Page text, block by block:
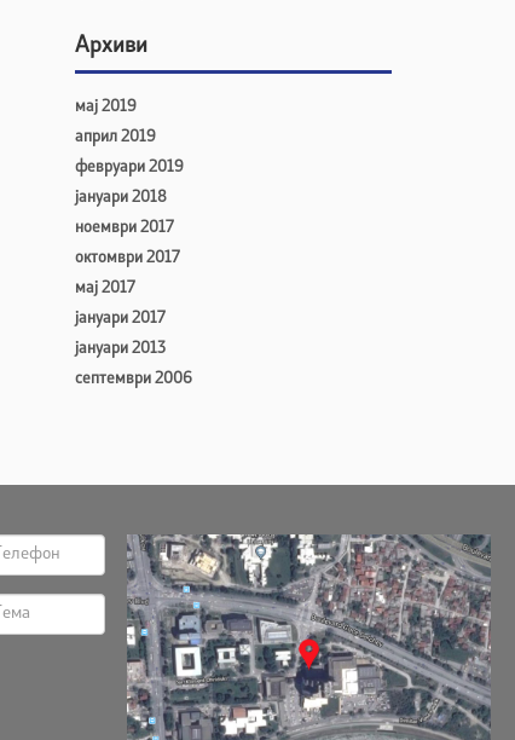
Архиви
мај 2019
април 2019
февруари 2019
јануари 2018
ноември 2017
октомври 2017
мај 2017
јануари 2017
јануари 2013
септември 2006